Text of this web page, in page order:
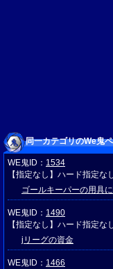
同一カテゴリのWe鬼
WE鬼ID： 1534
【指定なし】ハード指定な
ゴールキーパーの用具
WE鬼ID： 1490
【指定なし】ハード指定な
jリーグの資金
WE鬼ID： 1466